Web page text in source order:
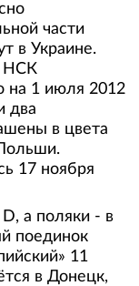
части
в Украине.
НСК
на 1 июля 2012
два
в цвета
17 ноября
а поляки - в
поединок
11
в Донецк,